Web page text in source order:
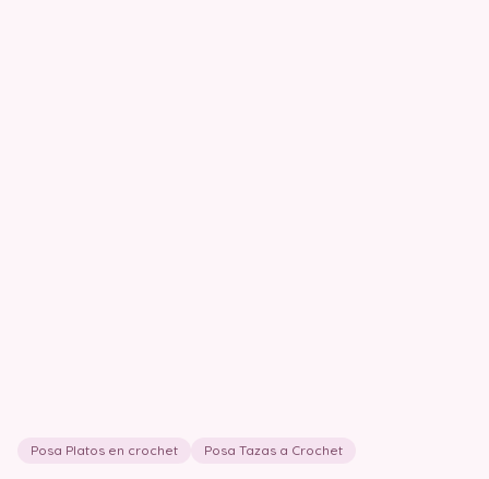
Posa Platos en crochet Posa Tazas a Crochet